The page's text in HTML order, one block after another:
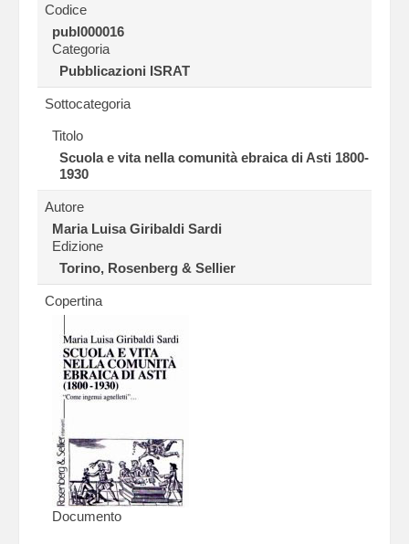
Codice
publ000016
Categoria
Pubblicazioni ISRAT
Sottocategoria
Titolo
Scuola e vita nella comunità ebraica di Asti 1800-
1930
Autore
Maria Luisa Giribaldi Sardi
Edizione
Torino, Rosenberg & Sellier
Copertina
Documento